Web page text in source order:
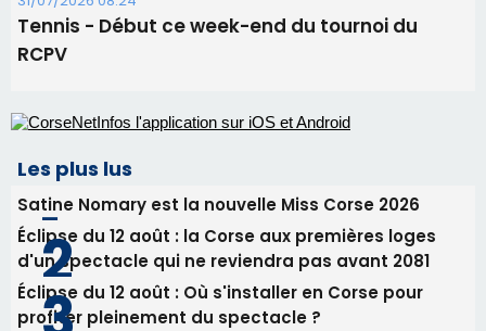
Tennis - Début ce week-end du tournoi du
RCPV
Les plus lus
Satine Nomary est la nouvelle Miss Corse 2026
Éclipse du 12 août : la Corse aux premières loges
d'un spectacle qui ne reviendra pas avant 2081
Éclipse du 12 août : Où s'installer en Corse pour
profiter pleinement du spectacle ?